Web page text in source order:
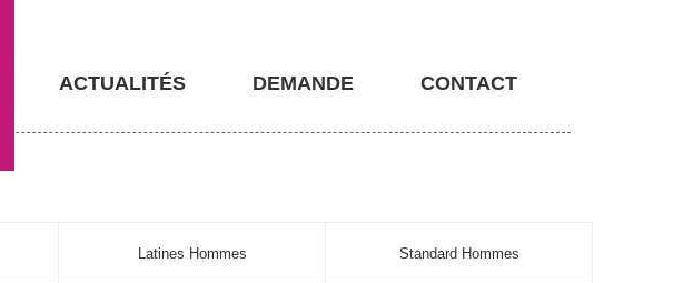
ACTUALITÉS DEMANDE CONTACT
Latines Hommes Standard Hommes